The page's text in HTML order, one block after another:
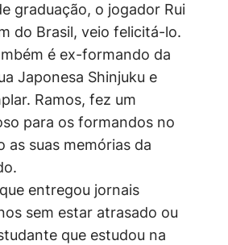
graduação, o jogador Rui
do Brasil, veio felicitá-lo.
é ex-formando da
Japonesa Shinjuku e
Ramos, fez um
para os formandos no
as suas memórias da
entregou jornais
sem estar atrasado ou
que estudou na